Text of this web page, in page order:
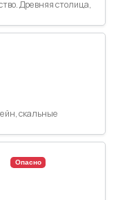
Древняя столица,
скальные
Опасно